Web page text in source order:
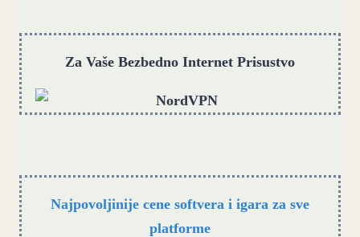
Za Vaše Bezbedno Internet Prisustvo
Najpovoljinije cene softvera i igara za sve
platforme